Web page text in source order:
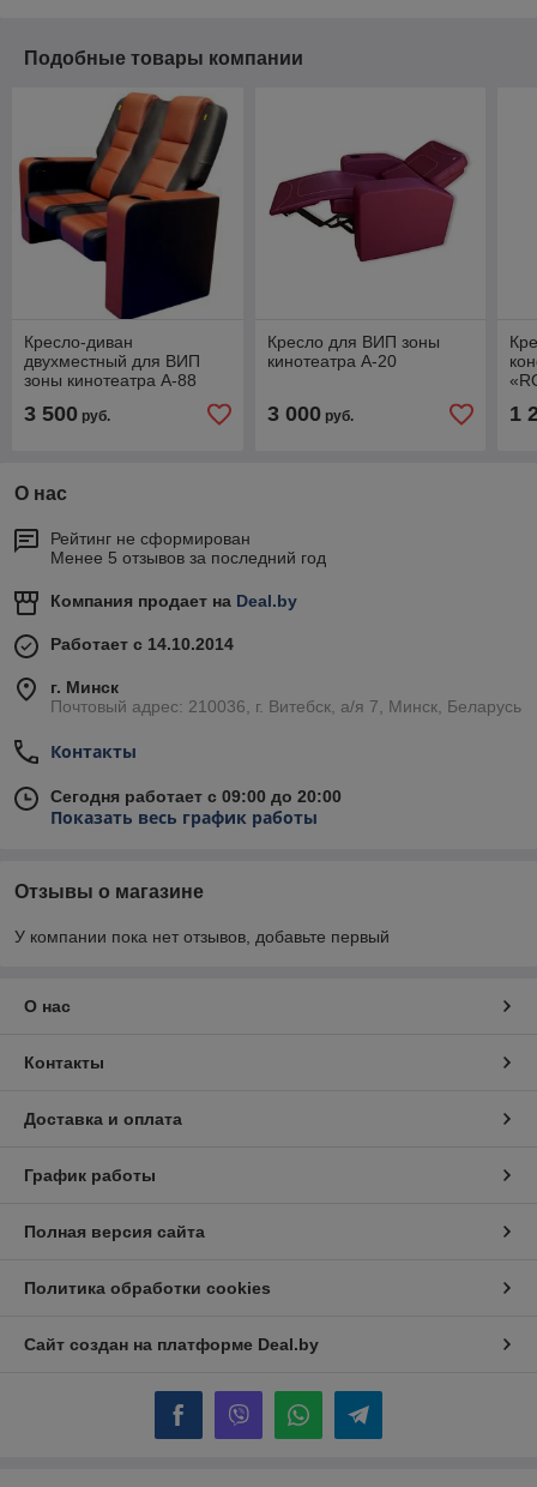
Подобные товары компании
Кресло-диван
двухместный для ВИП
зоны кинотеатра А-88
3 500 руб.
Кресло для ВИП зоны
кинотеатра А-20
3 000руб. 1
О нас
Рейтинг не сформирован
Менее 5 отзывов за последний год
Компания продает на Deal.by
Работает с 14.10.2014
г. Минск
Почтовый адрес: 210036, г. Витебск, а/я 7, Минск, Беларусь
Контакты
Сегодня работает с 09:00 до 20:00
Показать весь график работы
Отзывы о магазине
У компании пока нет отзывов, добавьте первый
О нас
Контакты
Доставка и оплата
График работы
Полная версия сайта
Политика обработки cookies
Сайт создан на платформе Deal.by